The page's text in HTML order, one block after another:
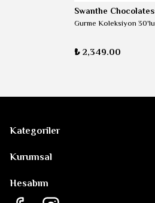
Swanthe Chocolates
₺ 2,349.00
Kategoriler
Kurumsal
Hesabım